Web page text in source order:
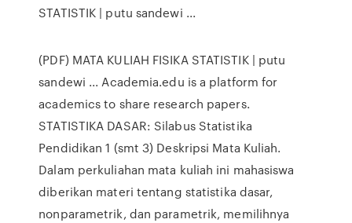
STATISTIK | putu sandewi ...
(PDF) MATA KULIAH FISIKA STATISTIK | putu
sandewi ... Academia.edu is a platform for
academics to share research papers.
STATISTIKA DASAR: Silabus Statistika
Pendidikan 1 (smt 3) Deskripsi Mata Kuliah.
Dalam perkuliahan mata kuliah ini mahasiswa
diberikan materi tentang statistika dasar,
nonparametrik, dan parametrik, memilihnya